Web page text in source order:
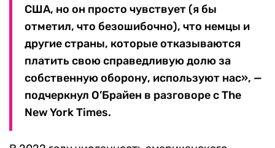
США, но он просто чувствует (я бы
отметил, что безошибочно), что немцы и
другие страны, которые отказываются
платить свою справедливую долю за
собственную оборону, используют нас», —
подчеркнул О’Брайен в разговоре с The
New York Times.